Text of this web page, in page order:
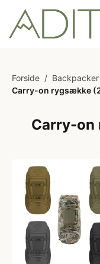
Forside /
Carry-on rygsække
Carry-